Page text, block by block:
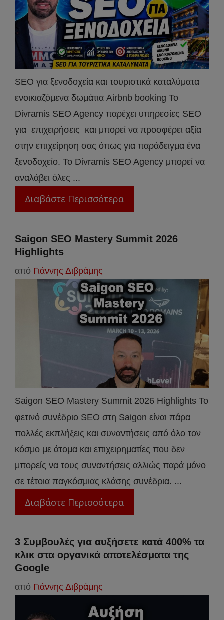
SEO για ξενοδοχεία και τουριστικά καταλύματα
ενοικιαζόμενα δωμάτια Airbnb booking Το
Divramis SEO Agency παρέχει υπηρεσίες SEO
για επιχειρήσεις και μπορεί να προσφέρει αξία
στην επιχείρηση σας όπως για παράδειγμα ένα
ξενοδοχείο. Το Divramis SEO Agency μπορεί να
αναλάβει όλες ...
Διαβάστε Περισσότερα
Saigon SEO Mastery Summit 2026
Highlights
από Γιάννης Διβράμης
Saigon SEO Mastery Summit 2026 Highlights Το
φετινό συνέδριο SEO στη Saigon είναι πάρα
πολλές εκπλήξεις και συναντήσεις από όλο τον
κόσμο με άτομα και επιχειρηματίες που δεν
μπορείς να τους συναντήσεις αλλιώς παρά μόνο
σε τέτοια παγκόσμιας κλάσης συνέδρια. ...
Διαβάστε Περισσότερα
3 Συμβουλές για αυξήσετε κατά 400% τα
κλικ στα οργανικά αποτελέσματα της
Google
από Γιάννης Διβράμης